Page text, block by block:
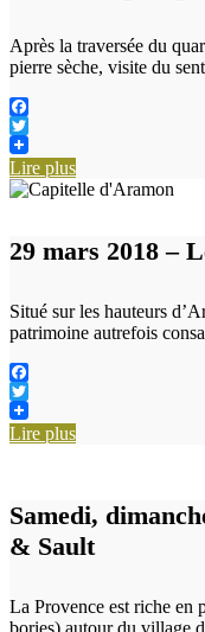
Après la traversée du
pierre sèche, visite du
Facebook
Twitter
Lire plus
29 mars 2018 –
Situé sur les hauteurs
patrimoine autrefois
Facebook
Twitter
Lire plus
Samedi,
& Sault
La Provence est riche en